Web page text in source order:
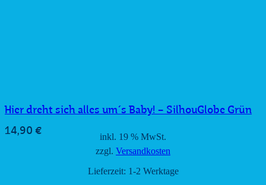
Hier dreht sich alles um´s Baby! – SilhouGlobe Grün
14,90 €
inkl. 19 % MwSt.
zzgl. Versandkosten
Lieferzeit: 1-2 Werktage